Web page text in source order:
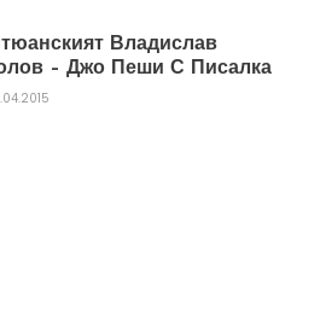
Владислав
– Джо Пеши С Писалка